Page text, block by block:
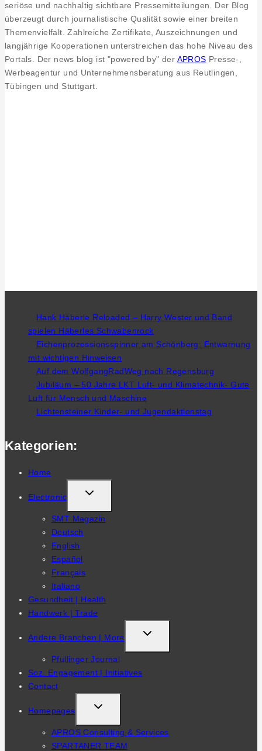
seriöse und nachhaltig sichtbare Pressemitteilungen. Der Blog
überzeugt durch journalistische Qualität sowie einer breiten
Themenvielfalt. Zahlreiche Zertifikate, Auszeichnungen und
langjährige Kooperationen unterstreichen das hohe Niveau des
Portals. Der news blog ist "powered by" der APROS Presse-,
Werbeagentur und Unternehmensberatung aus Reutlingen,
Tübingen und Stuttgart.
Hank Häberle Reloaded – Harry Wester und Band
spielen Häberles Schwabenrock
Eichenprozessionsspinner am Schönberg: Entwarnung
mit wichtigen Hinweisen
Auf dem WolfgangRadWeg nach Regensburg
Jubiläum – 50 Jahre LKT Luft- und Klimatechnik- Gute
Luft für Mensch und Maschine
Lichtensteiner Kinder- und Jugendaktionstag
Kategorien:
Home
Electronic
TOGGLE
CHILD
MENU
SMT Magazin
Deutsch
English
Español
Français
Italiano
Gesundheit | Health
Handwerk | Trade
Andere Branchen | More
TOGGLE
CHILD
Pfullinger Journal
Soz. Engagement | Initiatives
Contact
Homepages
TOGGLE
CHILD
APROS Consulting & Services
SPARTANER TEAM